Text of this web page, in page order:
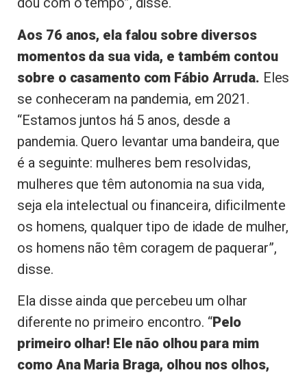
Aos 76 anos, ela falou sobre diversos
momentos da sua vida, e também contou
sobre o casamento com Fábio Arruda. Eles
se conheceram na pandemia, em 2021.
“Estamos juntos há 5 anos, desde a
pandemia. Quero levantar uma bandeira, que
é a seguinte: mulheres bem resolvidas,
mulheres que têm autonomia na sua vida,
seja ela intelectual ou financeira, dificilmente
os homens, qualquer tipo de idade de mulher,
os homens não têm coragem de paquerar”,
disse.
Ela disse ainda que percebeu um olhar
diferente no primeiro encontro. “Pelo
primeiro olhar! Ele não olhou para mim
como Ana Maria Braga, olhou nos olhos,